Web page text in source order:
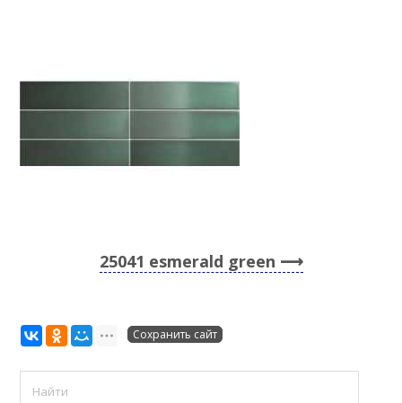
25041 esmerald green
Сохранить сайт